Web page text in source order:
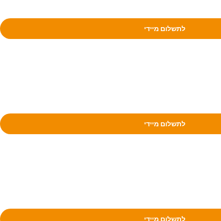
לתשלום מיידי
לתשלום מיידי
לתשלום מיידי